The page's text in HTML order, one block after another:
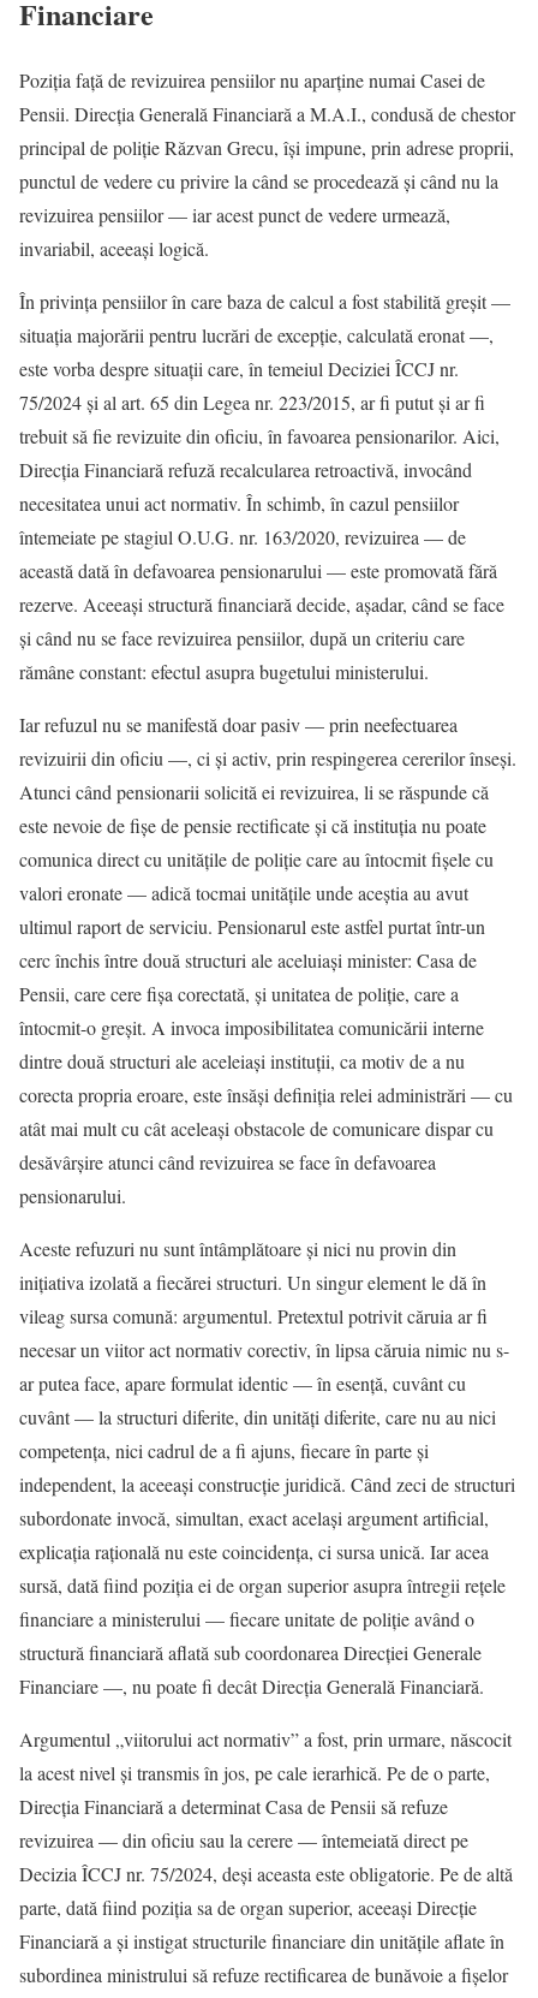
Financiare
Poziția față de revizuirea pensiilor nu aparține numai Casei de
Pensii. Direcția Generală Financiară a M.A.I., condusă de chestor
principal de poliție Răzvan Grecu, își impune, prin adrese proprii,
punctul de vedere cu privire la când se procedează și când nu la
revizuirea pensiilor — iar acest punct de vedere urmează,
invariabil, aceeași logică.
În privința pensiilor în care baza de calcul a fost stabilită greșit —
situația majorării pentru lucrări de excepție, calculată eronat —,
este vorba despre situații care, în temeiul Deciziei ÎCCJ nr.
75/2024 și al art. 65 din Legea nr. 223/2015, ar fi putut și ar fi
trebuit să fie revizuite din oficiu, în favoarea pensionarilor. Aici,
Direcția Financiară refuză recalcularea retroactivă, invocând
necesitatea unui act normativ. În schimb, în cazul pensiilor
întemeiate pe stagiul O.U.G. nr. 163/2020, revizuirea — de
această dată în defavoarea pensionarului — este promovată fără
rezerve. Aceeași structură financiară decide, așadar, când se face
și când nu se face revizuirea pensiilor, după un criteriu care
rămâne constant: efectul asupra bugetului ministerului.
Iar refuzul nu se manifestă doar pasiv — prin neefectuarea
revizuirii din oficiu —, ci și activ, prin respingerea cererilor înseși.
Atunci când pensionarii solicită ei revizuirea, li se răspunde că
este nevoie de fișe de pensie rectificate și că instituția nu poate
comunica direct cu unitățile de poliție care au întocmit fișele cu
valori eronate — adică tocmai unitățile unde aceștia au avut
ultimul raport de serviciu. Pensionarul este astfel purtat într-un
cerc închis între două structuri ale aceluiași minister: Casa de
Pensii, care cere fișa corectată, și unitatea de poliție, care a
întocmit-o greșit. A invoca imposibilitatea comunicării interne
dintre două structuri ale aceleiași instituții, ca motiv de a nu
corecta propria eroare, este însăși definiția relei administrări — cu
atât mai mult cu cât aceleași obstacole de comunicare dispar cu
desăvârșire atunci când revizuirea se face în defavoarea
pensionarului.
Aceste refuzuri nu sunt întâmplătoare și nici nu provin din
inițiativa izolată a fiecărei structuri. Un singur element le dă în
vileag sursa comună: argumentul. Pretextul potrivit căruia ar fi
necesar un viitor act normativ corectiv, în lipsa căruia nimic nu s-
ar putea face, apare formulat identic — în esență, cuvânt cu
cuvânt — la structuri diferite, din unități diferite, care nu au nici
competența, nici cadrul de a fi ajuns, fiecare în parte și
independent, la aceeași construcție juridică. Când zeci de structuri
subordonate invocă, simultan, exact același argument artificial,
explicația rațională nu este coincidența, ci sursa unică. Iar acea
sursă, dată fiind poziția ei de organ superior asupra întregii rețele
financiare a ministerului — fiecare unitate de poliție având o
structură financiară aflată sub coordonarea Direcției Generale
Financiare —, nu poate fi decât Direcția Generală Financiară.
Argumentul „viitorului act normativ” a fost, prin urmare, născocit
la acest nivel și transmis în jos, pe cale ierarhică. Pe de o parte,
Direcția Financiară a determinat Casa de Pensii să refuze
revizuirea — din oficiu sau la cerere — întemeiată direct pe
Decizia ÎCCJ nr. 75/2024, deși aceasta este obligatorie. Pe de altă
parte, dată fiind poziția sa de organ superior, aceeași Direcție
Financiară a și instigat structurile financiare din unitățile aflate în
subordinea ministrului să refuze rectificarea de bunăvoie a fișelor